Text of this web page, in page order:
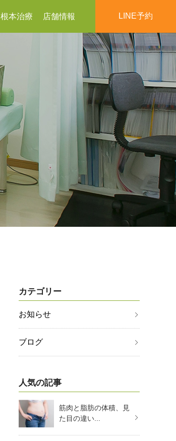
根本治療 店舗情報 LINE予約
カテゴリー
お知らせ
ブログ
人気の記事
筋肉と脂肪の体積、見
た目の違い...